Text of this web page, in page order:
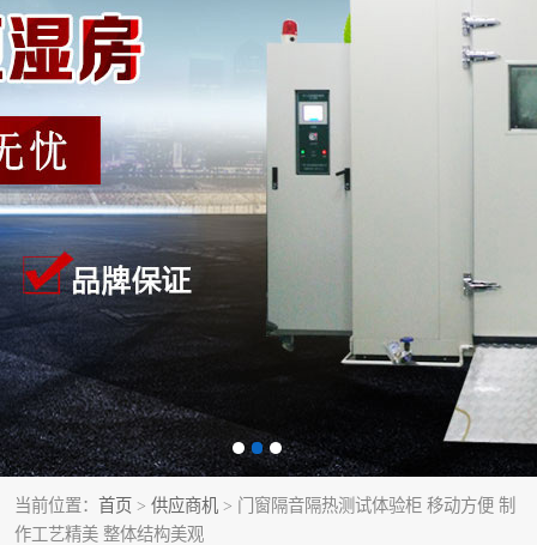
当前位置： 首页 > 供应商机 > 门窗隔音隔热测试体验柜 移动方便 制
作工艺精美 整体结构美观